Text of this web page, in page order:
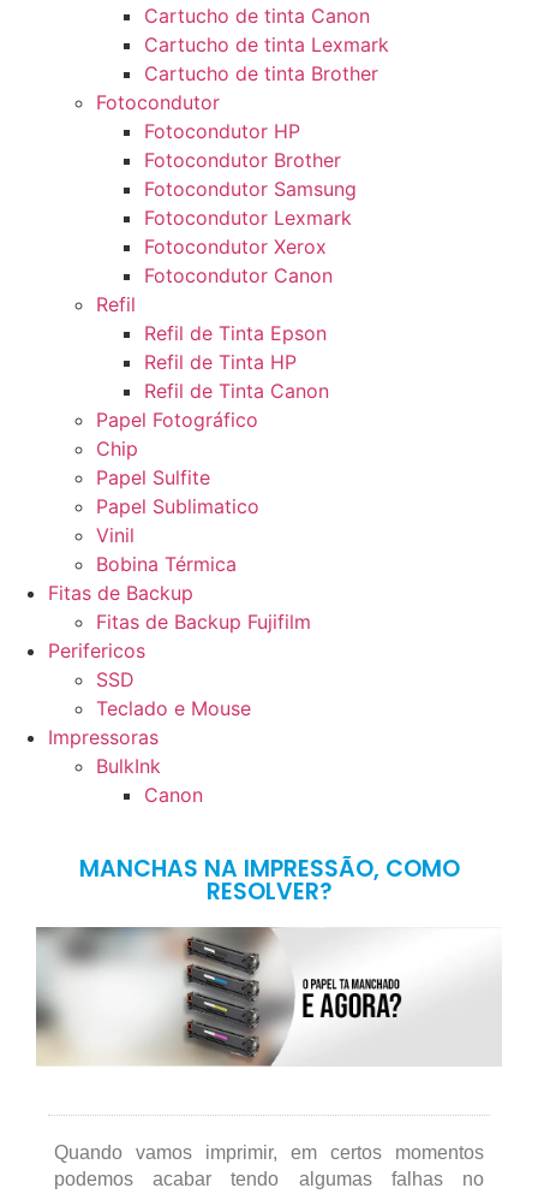
Cartucho de tinta Canon
Cartucho de tinta Lexmark
Cartucho de tinta Brother
Fotocondutor
Fotocondutor HP
Fotocondutor Brother
Fotocondutor Samsung
Fotocondutor Lexmark
Fotocondutor Xerox
Fotocondutor Canon
Refil
Refil de Tinta Epson
Refil de Tinta HP
Refil de Tinta Canon
Papel Fotográfico
Chip
Papel Sulfite
Papel Sublimatico
Vinil
Bobina Térmica
Fitas de Backup
Fitas de Backup Fujifilm
Perifericos
SSD
Teclado e Mouse
Impressoras
BulkInk
Canon
MANCHAS NA IMPRESSÃO, COMO
RESOLVER?
Quando vamos imprimir, em certos momentos
podemos acabar tendo algumas falhas no